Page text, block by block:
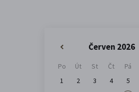
Červen 2026
Po Út St Čt Pá
1
2 3 4 5